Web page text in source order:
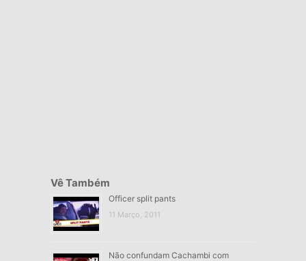
Vê Também
Officer split pants
11 Março, 2011
Não confundam Cachambi com